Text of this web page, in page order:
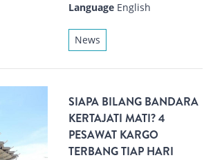
Language English
News
SIAPA BILANG BANDARA
KERTAJATI MATI? 4
PESAWAT KARGO
TERBANG TIAP HARI